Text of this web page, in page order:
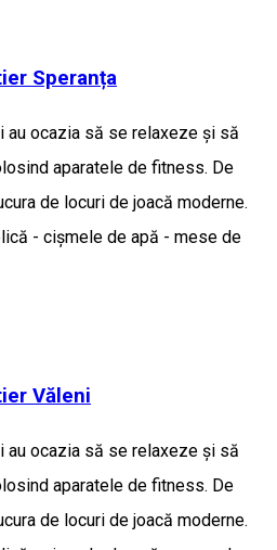
Speranța
au ocazia să se relaxeze și să
aparatele de fitness. De
de locuri de joacă moderne.
- cișmele de apă - mese de
Văleni
au ocazia să se relaxeze și să
aparatele de fitness. De
de locuri de joacă moderne.